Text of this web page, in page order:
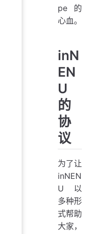
pe 的
心血。
inN
EN
U
的
协
议
为了让
inNEN
U 以
多种形
式帮助
大家，